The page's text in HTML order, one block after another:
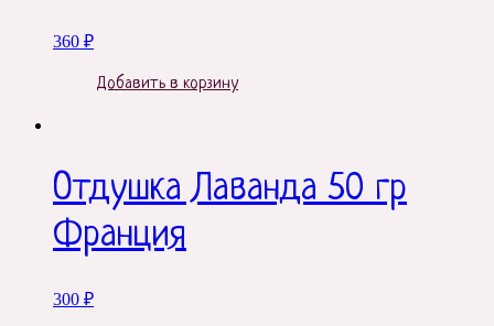
360 ₽
Добавить в корзину
Отдушка Лаванда 50 гр
Франция
300 ₽